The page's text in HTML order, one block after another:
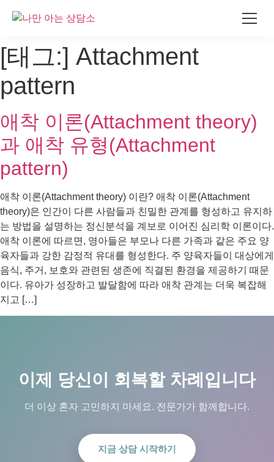
츠
로
건
너
기
[태그:] Attachment
pattern
애착 이론(Attachment theory)
과 애착 유형(Attachment
pattern)
애착 이론(Attachment theory) 이란? 애착 이론(Attachment
theory)은 인간이 다른 사람들과 친밀한 관계를 형성하고 유지하
는 방법을 설명하는 정신분석을 계보로 이어진 심리학 이론이다.
애착 이론에 따르면, 영아들은 부모나 다른 가족과 같은 주요 양
육자들과 강한 감정적 유대를 형성한다. 주 양육자들이 대상에게
음식, 주거, 보호와 관련된 생존에 직결된 환경을 제공하기 때문
이다. 유아가 성장하고 발달함에 따라 애착 관계는 더욱 복잡해
지고 […]
이제 당신이 회복할 차례입니다
더 이상 혼자 고민하지 마세요. 전문가가 함께합니다.
지금 상담 시작하기